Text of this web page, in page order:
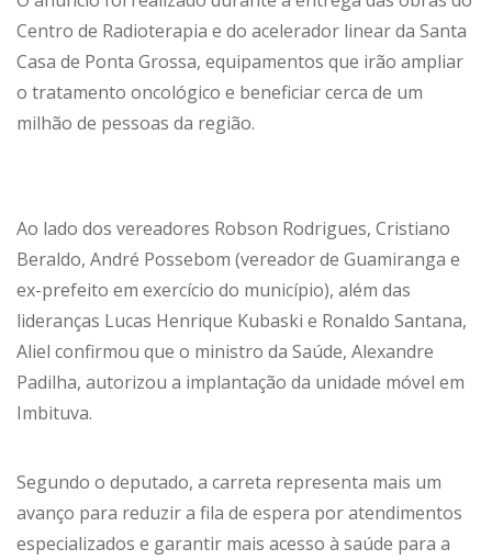
Centro de Radioterapia e do acelerador linear da Santa
Casa de Ponta Grossa, equipamentos que irão ampliar
o tratamento oncológico e beneficiar cerca de um
milhão de pessoas da região.
Ao lado dos vereadores Robson Rodrigues, Cristiano
Beraldo, André Possebom (vereador de Guamiranga e
ex-prefeito em exercício do município), além das
lideranças Lucas Henrique Kubaski e Ronaldo Santana,
Aliel confirmou que o ministro da Saúde, Alexandre
Padilha, autorizou a implantação da unidade móvel em
Imbituva.
Segundo o deputado, a carreta representa mais um
avanço para reduzir a fila de espera por atendimentos
especializados e garantir mais acesso à saúde para a